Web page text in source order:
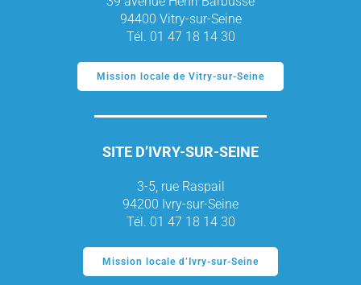
94400 Vitry-sur-Seine
Tél. 01 47 18 14 30
Mission locale de Vitry-sur-Seine
SITE D’IVRY-SUR-SEINE
3-5, rue Raspail
94200 Ivry-sur-Seine
Tél. 01 47 18 14 30
Mission locale d’Ivry-sur-Seine